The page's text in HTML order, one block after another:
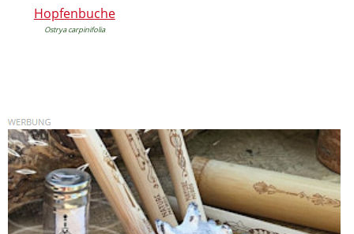
Hopfenbuche
Ostrya carpinifolia